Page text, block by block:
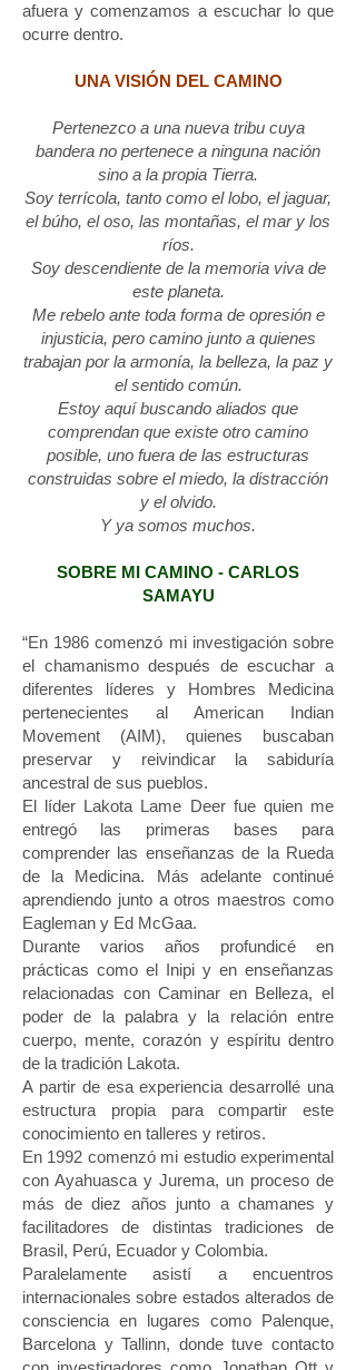
afuera y comenzamos a escuchar lo que
ocurre dentro.
UNA VISIÓN DEL CAMINO
Pertenezco a una nueva tribu cuya
bandera no pertenece a ninguna nación
sino a la propia Tierra.
Soy terrícola, tanto como el lobo, el jaguar,
el búho, el oso, las montañas, el mar y los
ríos.
Soy descendiente de la memoria viva de
este planeta.
Me rebelo ante toda forma de opresión e
injusticia, pero camino junto a quienes
trabajan por la armonía, la belleza, la paz y
el sentido común.
Estoy aquí buscando aliados que
comprendan que existe otro camino
posible, uno fuera de las estructuras
construidas sobre el miedo, la distracción
y el olvido.
Y ya somos muchos.
SOBRE MI CAMINO - CARLOS
SAMAYU
“En 1986 comenzó mi investigación sobre
el chamanismo después de escuchar a
diferentes líderes y Hombres Medicina
pertenecientes al American Indian
Movement (AIM), quienes buscaban
preservar y reivindicar la sabiduría
ancestral de sus pueblos.
El líder Lakota Lame Deer fue quien me
entregó las primeras bases para
comprender las enseñanzas de la Rueda
de la Medicina. Más adelante continué
aprendiendo junto a otros maestros como
Eagleman y Ed McGaa.
Durante varios años profundicé en
prácticas como el Inipi y en enseñanzas
relacionadas con Caminar en Belleza, el
poder de la palabra y la relación entre
cuerpo, mente, corazón y espíritu dentro
de la tradición Lakota.
A partir de esa experiencia desarrollé una
estructura propia para compartir este
conocimiento en talleres y retiros.
En 1992 comenzó mi estudio experimental
con Ayahuasca y Jurema, un proceso de
más de diez años junto a chamanes y
facilitadores de distintas tradiciones de
Brasil, Perú, Ecuador y Colombia.
Paralelamente asistí a encuentros
internacionales sobre estados alterados de
consciencia en lugares como Palenque,
Barcelona y Tallinn, donde tuve contacto